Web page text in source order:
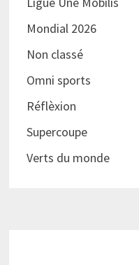
Mondial 2026
Non classé
Omni sports
Réflèxion
Supercoupe
Verts du monde